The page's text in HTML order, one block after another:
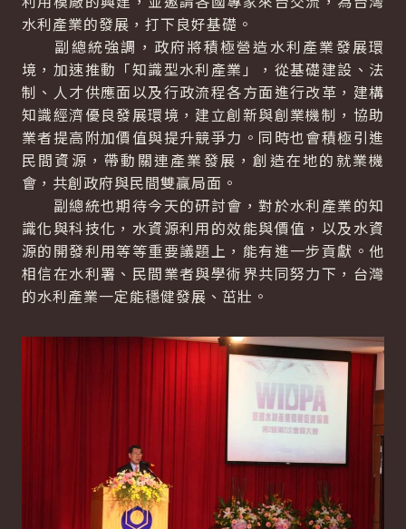
水利產業的發展，打下良好基礎。
副總統強調，政府將積極營造水利產業發展環
境，加速推動「知識型水利產業」，從基礎建設、法
制、人才供應面以及行政流程各方面進行改革，建構
知識經濟優良發展環境，建立創新與創業機制，協助
業者提高附加價值與提升競爭力。同時也會積極引進
民間資源，帶動關連產業發展，創造在地的就業機
會，共創政府與民間雙贏局面。
副總統也期待今天的研討會，對於水利產業的知
識化與科技化，水資源利用的效能與價值，以及水資
源的開發利用等等重要議題上，能有進一步貢獻。他
相信在水利署、民間業者與學術界共同努力下，台灣
的水利產業一定能穩健發展、茁壯。